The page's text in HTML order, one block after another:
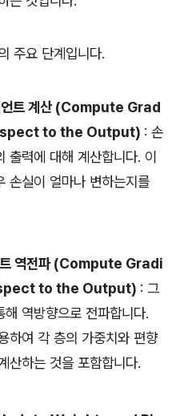
주요 단계입니다.
언트 계산 (Compute Grad
to the Output) : 손
출력에 대해 계산합니다. 이
손실이 얼마나 변하는지를
트 역전파 (Compute Gradi
to the Output) : 그
역방향으로 전파합니다.
하여 각 층의 가중치와 편향
산하는 것을 포함합니다.